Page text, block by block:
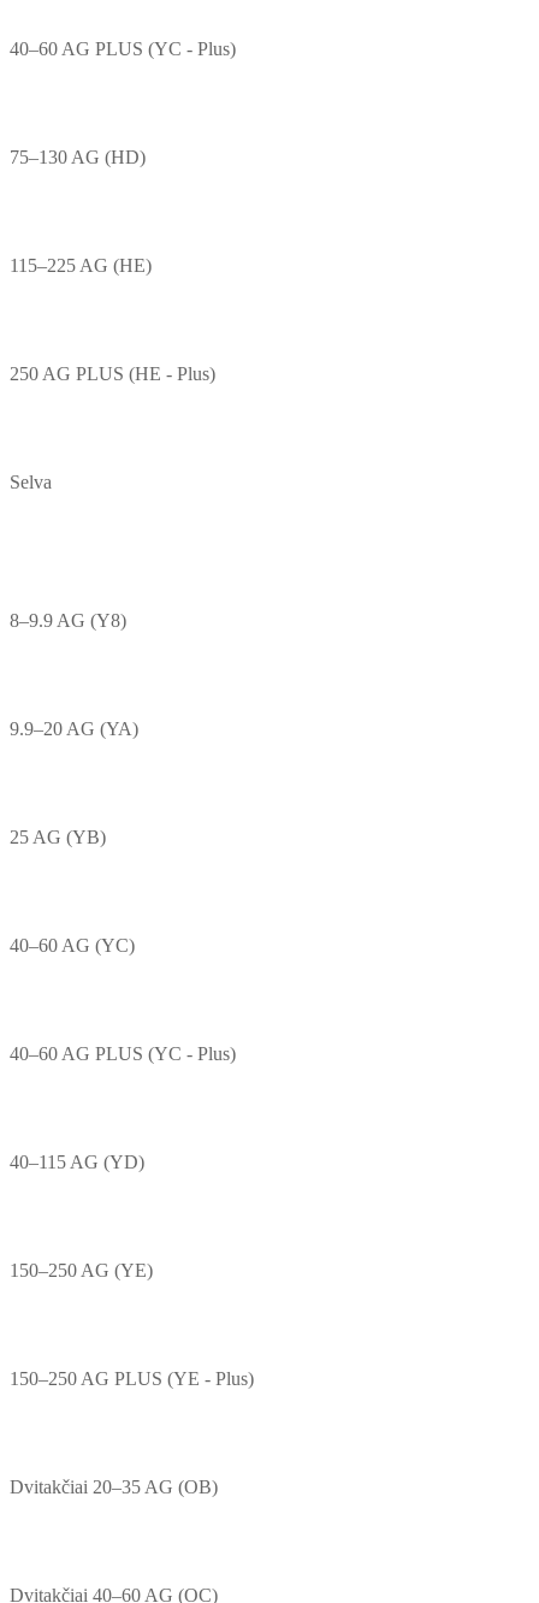
40–60 AG PLUS (YC - Plus)
75–130 AG (HD)
115–225 AG (HE)
250 AG PLUS (HE - Plus)
Selva
8–9.9 AG (Y8)
9.9–20 AG (YA)
25 AG (YB)
40–60 AG (YC)
40–60 AG PLUS (YC - Plus)
40–115 AG (YD)
150–250 AG (YE)
150–250 AG PLUS (YE - Plus)
Dvitakčiai 20–35 AG (OB)
Dvitakčiai 40–60 AG (OC)